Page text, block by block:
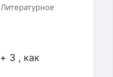
3 , как